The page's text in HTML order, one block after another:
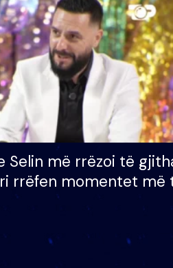
prej 100
Selin më rrëzoi të
rrëfen momentet më
e BB VIP: Do më